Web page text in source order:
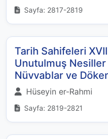
Sayfa: 2817-2819
Tarih Sahifeleri
Unutulmuş Nesiller
Nüvvablar ve
Hüseyin er-Rahmi
Sayfa: 2819-2821